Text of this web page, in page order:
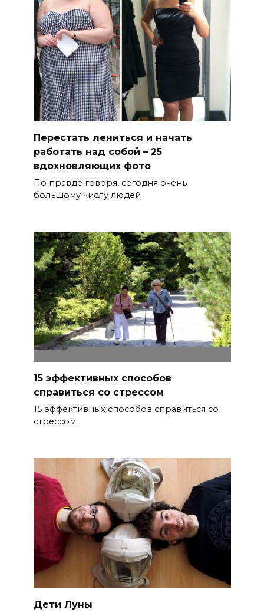
Перестать лениться и начать
работать над собой – 25
вдохновляющих фото
По правде говоря, сегодня очень
большому числу людей
15 эффективных способов
справиться со стрессом
15 эффективных способов справиться со
стрессом.
Дети Луны